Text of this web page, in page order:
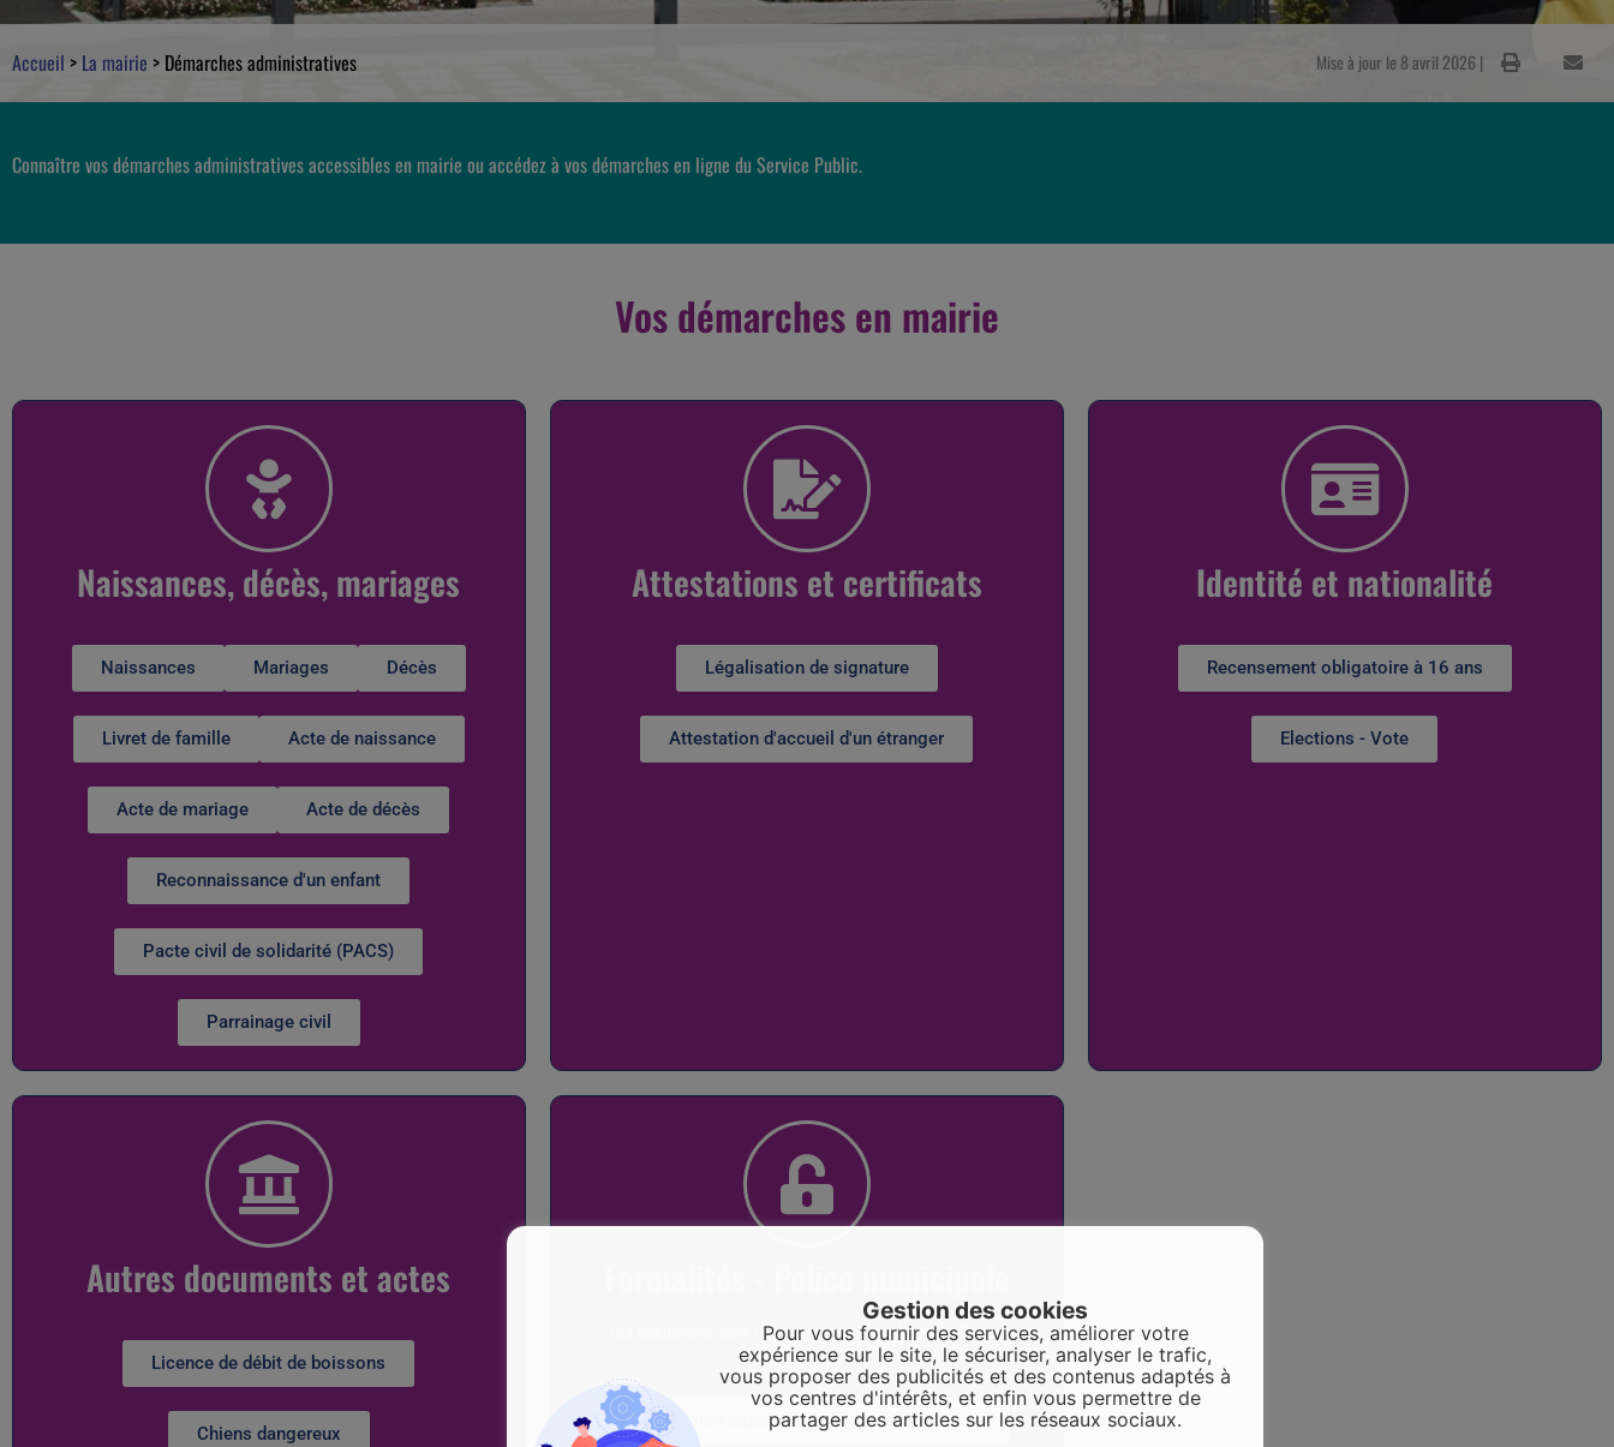
Accueil > La mairie > Démarches administratives Mise à jour le 8 avril 2026 |
Connaître vos démarches administratives accessibles en mairie ou accédez à vos démarches en ligne du Service Public.
Vos démarches en mairie
Naissances, décès, mariages
Naissances Mariages Décès
Livret de famille Acte de naissance
Acte de mariage Acte de décès
Reconnaissance d'un enfant
Pacte civil de solidarité (PACS)
Parrainage civil
Attestations et certificats
Légalisation de signature
Attestation d'accueil d'un étranger
Identité et nationalité
Recensement obligatoire à 16 ans
Elections - Vote
Autres documents et actes
Licence de débit de boissons
Chiens dangereux
Les documents sont téléchargeables sur la page "Police
municipale"
Occupation espace public (déménagement)
Gestion des cookies
Pour vous fournir des services, améliorer votre
expérience sur le site, le sécuriser, analyser le trafic,
vous proposer des publicités et des contenus adaptés à
vos centres d'intérêts, et enfin vous permettre de
partager des articles sur les réseaux sociaux.